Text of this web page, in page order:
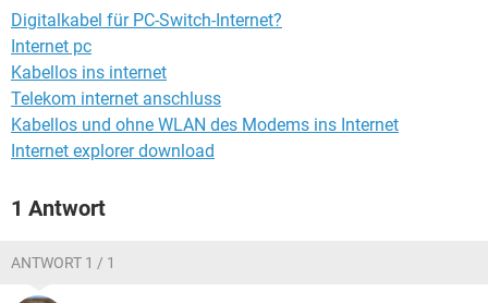
Digitalkabel für PC-Switch-Internet?
Internet pc
Kabellos ins internet
Telekom internet anschluss
Kabellos und ohne WLAN des Modems ins Internet
Internet explorer download
1 Antwort
ANTWORT 1 / 1